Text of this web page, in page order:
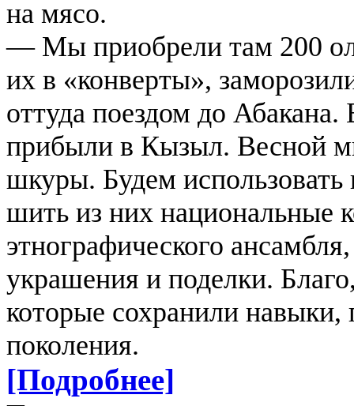
на мясо.
— Мы приобрели там 200
их в «конверты»,
оттуда поездом до
прибыли в Кызыл. Весной
шкуры. Будем
шить из них национальные
этнографического
украшения и поделки.
которые сохранили навыки,
поколения.
[Подробнее]